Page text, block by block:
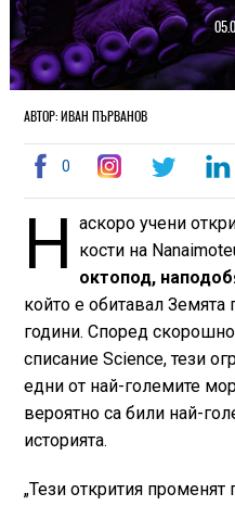
АВТОР: ИВАН ПЪРВАНОВ
0
Н аскоро учени
кости на
октопод,
който е обитавал
години. Според
списание Science, тези
едни от най-големите
вероятно са били най-
историята.
„Тези открития променят